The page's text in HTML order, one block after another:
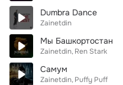
Dumbra Dance
Zainetdin
Мы Башкортостан
Zainetdin Ren Stark
Самум
Zainetdin Puffy Puff